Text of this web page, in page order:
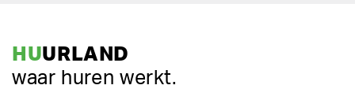
HUURLAND
waar huren werkt.